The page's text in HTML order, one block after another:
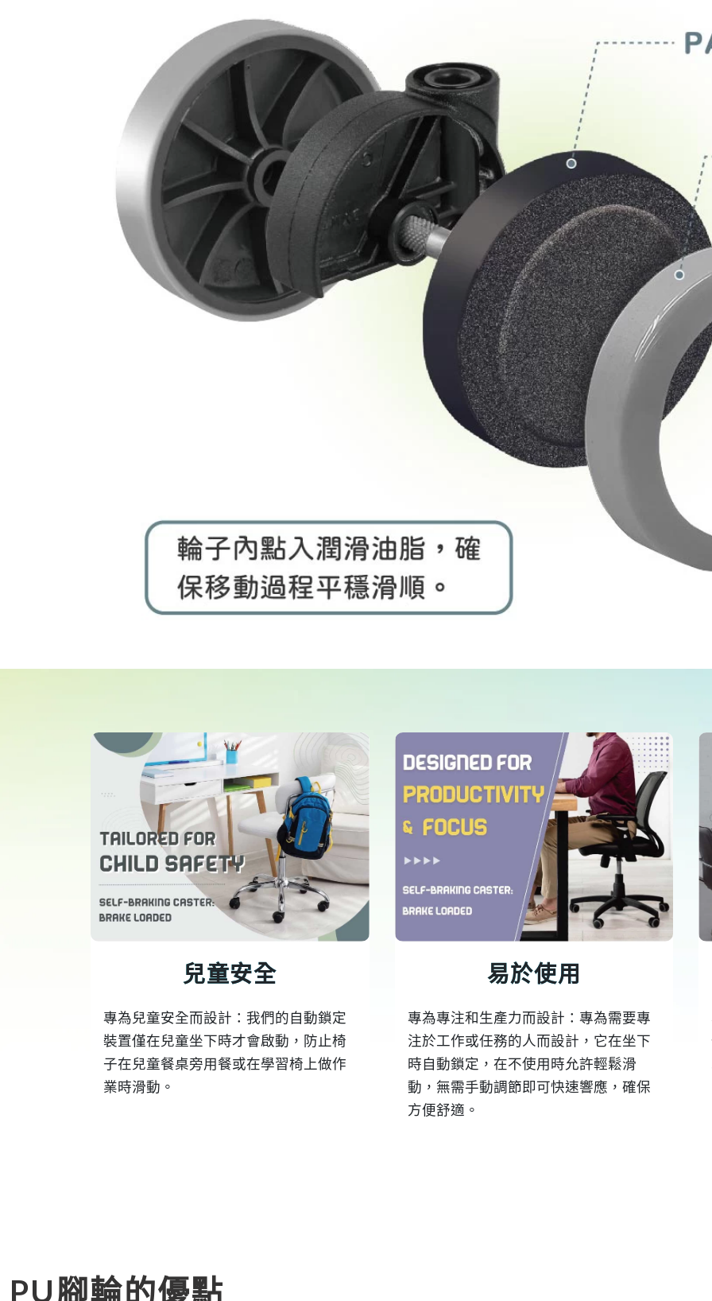
兒童安全
專為兒童安全而設計：我們的自動鎖定
裝置僅在兒童坐下時才會啟動，防止椅
子在兒童餐桌旁用餐或在學習椅上做作
業時滑動。
易於使用
專為專注和生產力而設計：專為需要專
注於工作或任務的人而設計，它在坐下
時自動鎖定，在不使用時允許輕鬆滑
動，無需手動調節即可快速響應，確保
方便舒適。
PU腳輪的優點